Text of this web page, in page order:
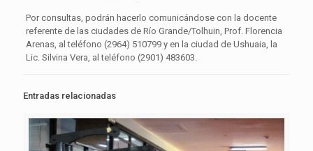
Por consultas, podrán hacerlo comunicándose con la docente
referente de las ciudades de Río Grande/Tolhuin, Prof. Florencia
Arenas, al teléfono (2964) 510799 y en la ciudad de Ushuaia, la
Lic. Silvina Vera, al teléfono (2901) 483603.
Entradas relacionadas